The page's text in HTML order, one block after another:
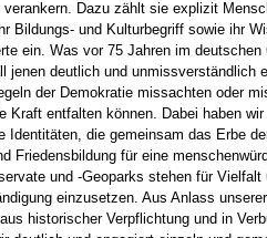
Dazu zählt sie explizit
Bildungs- und Kulturbegriff sowie ihr
ein. Was vor 75 Jahren im
deutlich und unmissverständlich
der Demokratie missachten oder
entfalten können. Dabei haben
die gemeinsam das Erbe
Friedensbildung für eine
und -Geoparks stehen für
einzusetzen. Aus Anlass
historischer Verpflichtung und in